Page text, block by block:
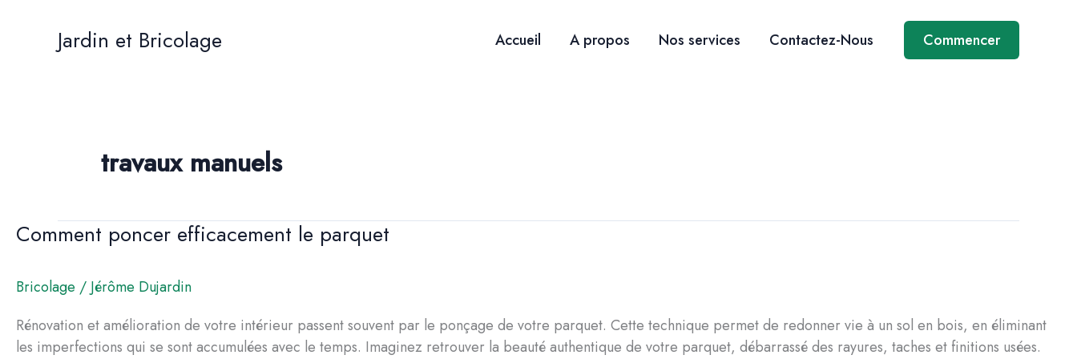
Jardin et Bricolage Accueil A propos Nos services Contactez-Nous Commencer
travaux manuels
Comment poncer efficacement le parquet
Bricolage / Jérôme Dujardin
Rénovation et amélioration de votre intérieur passent souvent par le ponçage de votre parquet. Cette technique permet de redonner vie à un sol en bois, en éliminant
les imperfections qui se sont accumulées avec le temps. Imaginez retrouver la beauté authentique de votre parquet, débarrassé des rayures, taches et finitions usées.